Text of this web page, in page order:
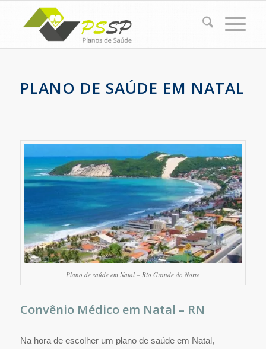
PLANO DE SAÚDE EM NATAL
Plano de saúde em Natal – Rio Grande do Norte
Convênio Médico em Natal – RN
Na hora de escolher um plano de saúde em Natal,